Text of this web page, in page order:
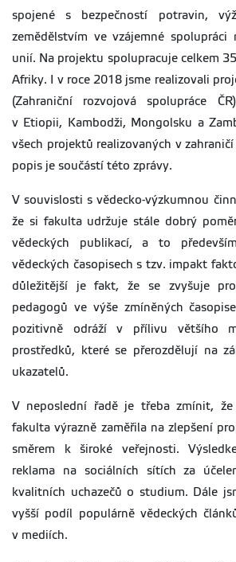
spojené s bezpečností potravin,
zemědělstvím ve vzájemné spolupráci
unií. Na projektu spolupracuje celkem
Afriky. I v roce 2018 jsme realizovali
(Zahraniční rozvojová spolupráce
v Etiopii, Kambodži, Mongolsku a
všech projektů realizovaných v
popis je součástí této zprávy.
V souvislosti s vědecko-výzkumnou
že si fakulta udržuje stále dobrý
vědeckých publikací, a to
vědeckých časopisech s tzv. impakt
důležitější je fakt, že se zvyšuje
pedagogů ve výše zmíněných
pozitivně odráží v přílivu většího
prostředků, které se přerozdělují na
ukazatelů.
V neposlední řadě je třeba zmínit,
fakulta výrazně zaměřila na zlepšení
směrem k široké veřejnosti.
reklama na sociálních sítích za
kvalitních uchazečů o studium. Dále
vyšší podíl populárně vědeckých
v mediích.